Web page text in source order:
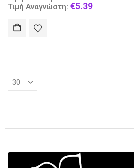
price
Τιμή Αναγνώστη: €5.39Current